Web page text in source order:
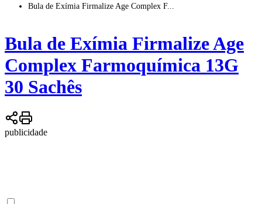
Bula de Exímia Firmalize Age Complex F...
Bula de Exímia Firmalize Age
Complex Farmoquímica 13G
30 Sachês
publicidade